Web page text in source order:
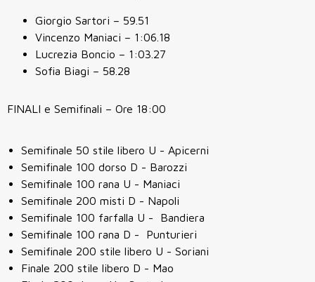
Giorgio Sartori – 59.51
Vincenzo Maniaci – 1:06.18
Lucrezia Boncio – 1:03.27
Sofia Biagi – 58.28
FINALI e Semifinali – Ore 18:00
Semifinale 50 stile libero U - Apicerni
Semifinale 100 dorso D - Barozzi
Semifinale 100 rana U - Maniaci
Semifinale 200 misti D - Napoli
Semifinale 100 farfalla U - Bandiera
Semifinale 100 rana D - Punturieri
Semifinale 200 stile libero U - Soriani
Finale 200 stile libero D - Mao